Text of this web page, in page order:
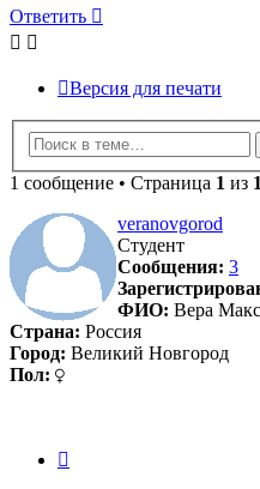
Ответить
Версия для печати
1 сообщение • Страница 1 из 1
veranovgorod
Студент
Сообщения: 3
ФИО: Вера
Страна: Россия
Город: Великий Новгород
Пол: